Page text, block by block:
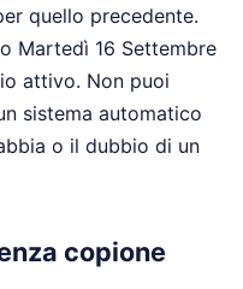
quello precedente.
Martedì 16 Settembre
attivo. Non puoi
sistema automatico
o il dubbio di un
copione